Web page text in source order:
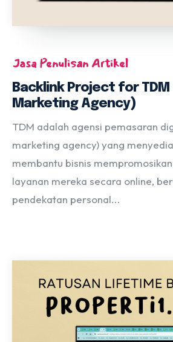
Jasa Penulisan Artikel
Backlink Project for
Marketing Agency)
TDM adalah agensi pemasaran
marketing agency) yang
membantu bisnis
layanan mereka secara online,
pendekatan personal...